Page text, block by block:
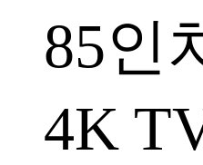
85인
4K